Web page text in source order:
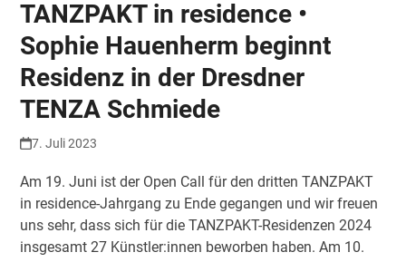
TANZPAKT in residence •
Sophie Hauenherm beginnt
Residenz in der Dresdner
TENZA Schmiede
7. Juli 2023
Am 19. Juni ist der Open Call für den dritten TANZPAKT
in residence-Jahrgang zu Ende gegangen und wir freuen
uns sehr, dass sich für die TANZPAKT-Residenzen 2024
insgesamt 27 Künstler:innen beworben haben. Am 10.